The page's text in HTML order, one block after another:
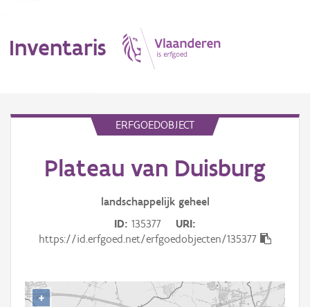
Inventaris
Erfgoedobject
Gebeurtenis
ERFGOEDOBJECT
Plateau van Duisburg
landschappelijk geheel
ID 135377
URI
https://id.erfgoed.net/erfgoedobjecten/135377
+